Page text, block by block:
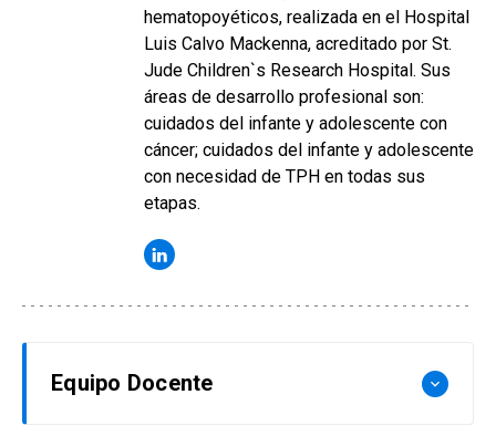
hematopoyéticos, realizada en el Hospital
Luis Calvo Mackenna, acreditado por St.
Jude Children`s Research Hospital. Sus
áreas de desarrollo profesional son:
cuidados del infante y adolescente con
cáncer; cuidados del infante y adolescente
con necesidad de TPH en todas sus
etapas.
Equipo Docente keyboard_arrow_down